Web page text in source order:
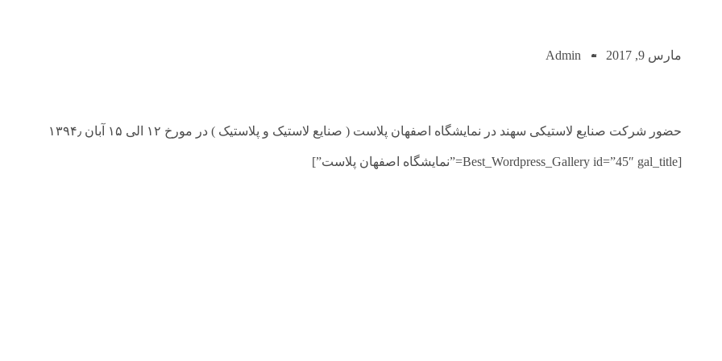
مارس 9, 2017 Admin
حضور شرکت صنایع لاستیکی سهند در نمایشگاه اصفهان پلاست ( صنایع لاستیک و پلاستیک ) در مورخ ۱۲ الی ۱۵ آبان ۱۳۹۴٫
[Best_Wordpress_Gallery id=”45″ gal_title=”نمایشگاه اصفهان پلاست”]